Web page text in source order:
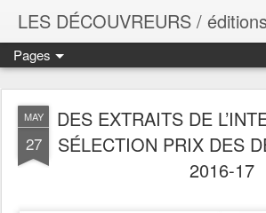
LES DÉCOUVREURS /
Pages
MAY
27
DES EXTRAITS DE
SÉLECTION PRIX DES
2016-17